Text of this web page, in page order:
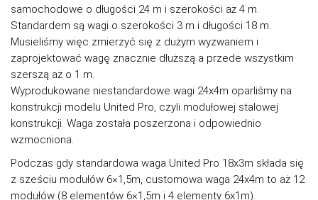
samochodowe o długości 24 m i szerokości aż 4 m.
Standardem są wagi o szerokości 3 m i długości 18 m.
Musieliśmy więc zmierzyć się z dużym wyzwaniem i
zaprojektować wagę znacznie dłuższą a przede wszystkim
szerszą aż o 1 m.
Wyprodukowane niestandardowe wagi 24x4m oparliśmy na
konstrukcji modelu United Pro, czyli modułowej stalowej
konstrukcji. Waga została poszerzona i odpowiednio
wzmocniona.
Podczas gdy standardowa waga United Pro 18x3m składa się
z sześciu modułów 6×1,5m, customowa waga 24x4m to aż 12
modułów (8 elementów 6×1,5m i 4 elementy 6x1m).